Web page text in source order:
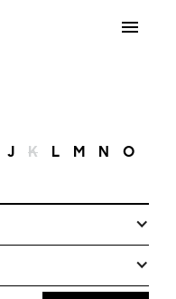
J K L M N O